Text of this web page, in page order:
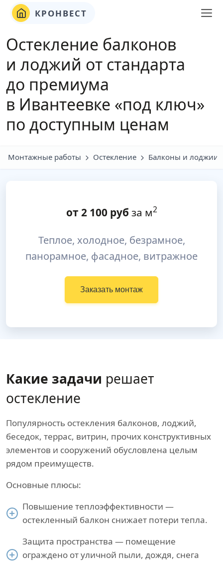
КРОНВЕСТ
Остекление балконов
и лоджий от стандарта
до премиума
в Ивантеевке «под ключ»
по доступным ценам
Монтажные работы Остекление Балконы и лоджии
от 2 100руб за м2
Теплое, холодное, безрамное,
панорамное, фасадное, витражное
Заказать монтаж
Какие задачи решает
остекление
Популярность остекления балконов, лоджий,
беседок, террас, витрин, прочих конструктивных
элементов и сооружений обусловлена целым
рядом преимуществ.
Основные плюсы:
Повышение теплоэффективности —
остекленный балкон снижает потери тепла.
Защита пространства — помещение
ограждено от уличной пыли, дождя, снега